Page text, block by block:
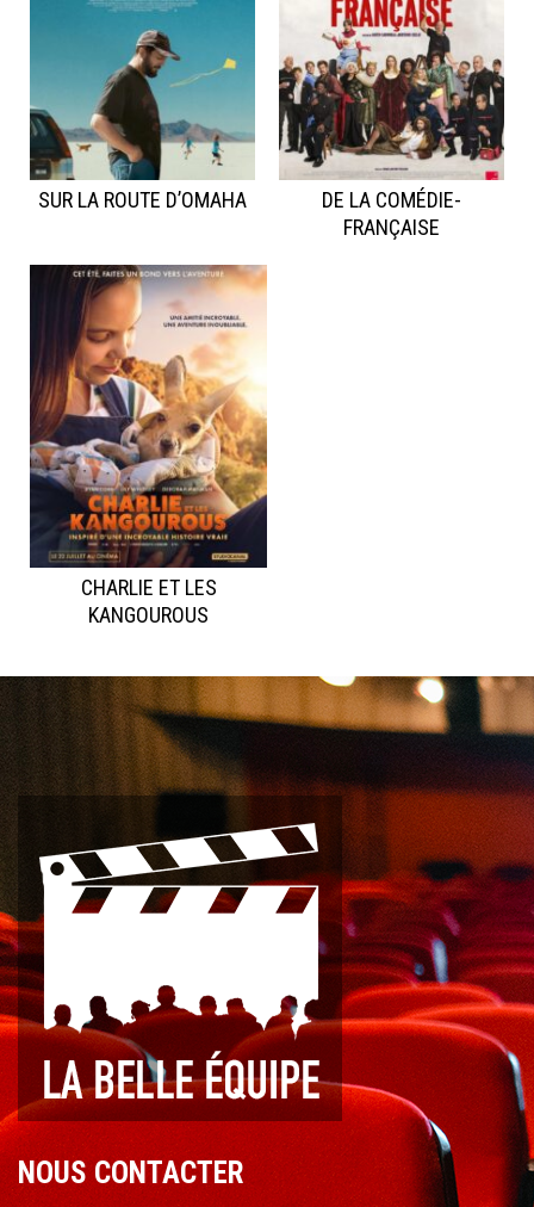
SUR LA ROUTE D’OMAHA
DE LA COMÉDIE-
FRANÇAISE
CHARLIE ET LES
KANGOUROUS
NOUS CONTACTER